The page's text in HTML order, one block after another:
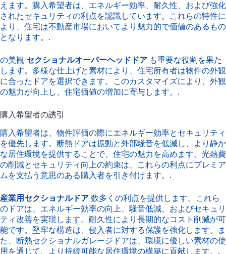
えます。購入希望者は、エネルギー効率、耐久性、および強化
されたセキュリティの利点を認識しています。これらの特性に
より、住宅は不動産市場においてより魅力的で価値のあるもの
となります。.
の美観 セクショナルオーバーヘッドドア も重要な役割を果た
します。多様な仕上げと素材により、住宅所有者は物件の外観
に合ったドアを選択できます。このカスタマイズにより、外観
の魅力が向上し、住宅価値の増加に寄与します。.
購入希望者の誘引
購入希望者は、物件評価の際にエネルギー効率とセキュリティ
を優先します。断熱ドアは振動と外部騒音を低減し、より静か
な居住環境を提供することで、住宅の魅力を高めます。光熱費
の削減とセキュリティ向上の約束は、これらの利点にプレミア
ムを支払う意思のある購入者を引き付けます。.
産業用セクショナルドア 数多くの利点を提供します。これら
のドアは、エネルギー効率の向上、騒音低減、およびセキュリ
ティ改善を実現します。耐久性により長期的なコスト削減が可
能です。堅牢な構造は、侵入者に対する保護を強化します。ま
た、断熱セクショナルガレージドアは、環境に優しい素材の使
用を通じて、より持続可能な居住環境の構築に貢献します。.